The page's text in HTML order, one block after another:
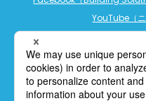
YouTube（ニ
YouTube（ビル
LINE公式ア